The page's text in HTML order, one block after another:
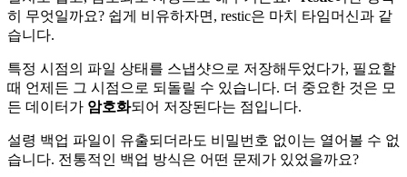
히 무엇일까요? 쉽게 비유하자면, restic은 마치 타임머신과 같
습니다.
특정 시점의 파일 상태를 스냅샷으로 저장해두었다가, 필요할
때 언제든 그 시점으로 되돌릴 수 있습니다. 더 중요한 것은 모
든 데이터가 암호화되어 저장된다는 점입니다.
설령 백업 파일이 유출되더라도 비밀번호 없이는 열어볼 수 없
습니다. 전통적인 백업 방식은 어떤 문제가 있었을까요?